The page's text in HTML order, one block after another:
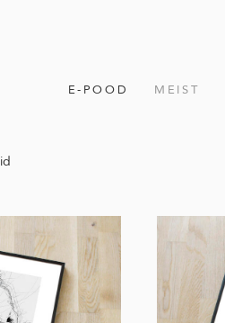
E-POOD MEIST